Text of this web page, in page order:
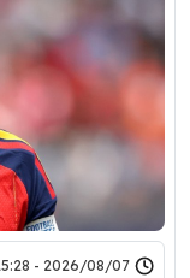
2026/08/07 - 15:28